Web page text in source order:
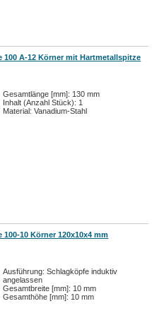
100 A-12 Körner mit Hartmetallspitze
Gesamtlänge [mm]: 130 mm
Inhalt (Anzahl Stück): 1
Material: Vanadium-Stahl
100-10 Körner 120x10x4 mm
Ausführung: Schlagköpfe induktiv
angelassen
Gesamtbreite [mm]: 10 mm
Gesamthöhe [mm]: 10 mm